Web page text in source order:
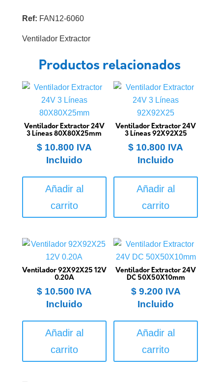
Ref: FAN12-6060
Ventilador Extractor
Productos relacionados
Ventilador Extractor 24V
3 Líneas 80X80X25mm
$10.800 IVA
Incluido
Añadir al
carrito
Ventilador Extractor 24V
3 Líneas 92X92X25
$ 10.800 IVA
Incluido
Añadir al
carrito
Ventilador 92X92X25 12V
0.20A
$10.500 IVA
Incluido
Añadir al
carrito
Ventilador Extractor 24V
DC 50X50X10mm
$9.200 IVA
Incluido
Añadir al
carrito